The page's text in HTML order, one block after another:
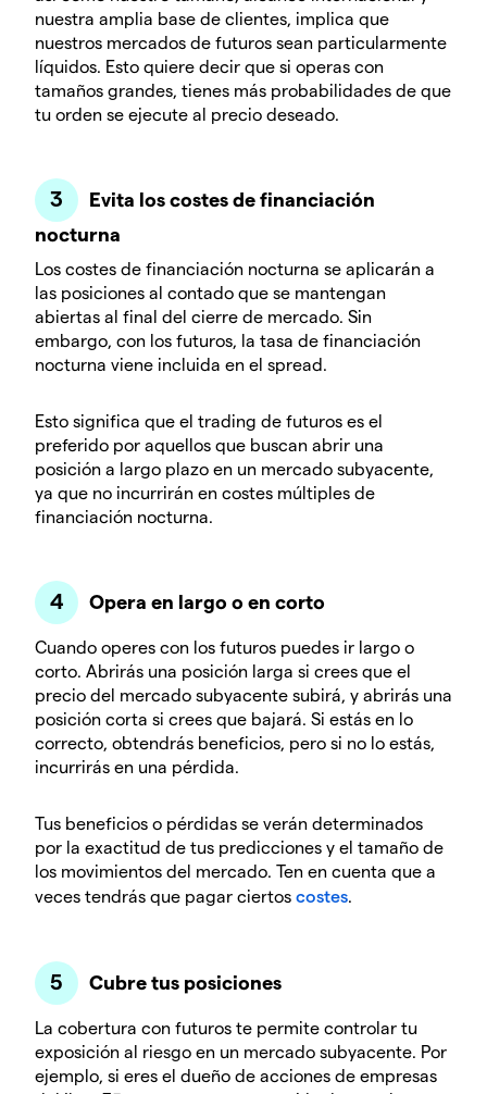
nuestra amplia base de clientes, implica que
nuestros mercados de futuros sean particularmente
líquidos. Esto quiere decir que si operas con
tamaños grandes, tienes más probabilidades de que
tu orden se ejecute al precio deseado.
Evita los costes de financiación
nocturna
Los costes de financiación nocturna se aplicarán a
las posiciones al contado que se mantengan
abiertas al final del cierre de mercado. Sin
embargo, con los futuros, la tasa de financiación
nocturna viene incluida en el spread.
Esto significa que el trading de futuros es el
preferido por aquellos que buscan abrir una
posición a largo plazo en un mercado subyacente,
ya que no incurrirán en costes múltiples de
financiación nocturna.
Opera en largo o en corto
Cuando operes con los futuros puedes ir largo o
corto. Abrirás una posición larga si crees que el
precio del mercado subyacente subirá, y abrirás una
posición corta si crees que bajará. Si estás en lo
correcto, obtendrás beneficios, pero si no lo estás,
incurrirás en una pérdida.
Tus beneficios o pérdidas se verán determinados
por la exactitud de tus predicciones y el tamaño de
los movimientos del mercado. Ten en cuenta que a
veces tendrás que pagar ciertos costes
Cubre tus posiciones
La cobertura con futuros te permite controlar tu
exposición al riesgo en un mercado subyacente. Por
ejemplo, si eres el dueño de acciones de empresas